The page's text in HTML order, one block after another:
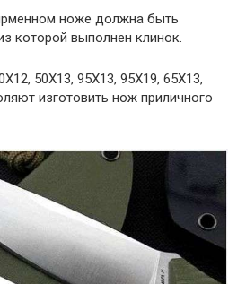
ноже должна быть
которой выполнен клинок.
50Х13, 95Х13, 95Х19, 65Х13,
изготовить нож приличного